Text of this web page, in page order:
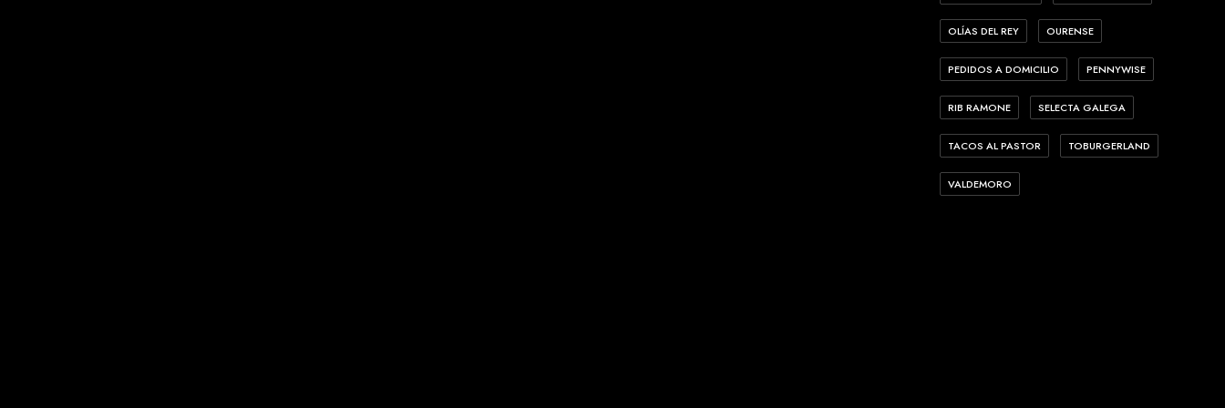
OLÍAS DEL REY OURENSE
PEDIDOS A DOMICILIO PENNYWISE
RIB RAMONE SELECTA GALEGA
TACOS AL PASTOR TOBURGERLAND
VALDEMORO